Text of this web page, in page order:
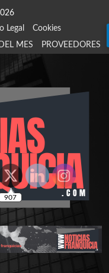
Legal
Cookies
MES PROVEEDORES
907